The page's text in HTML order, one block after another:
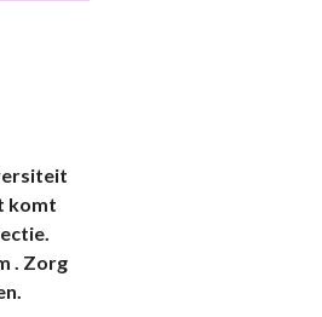
komt
. Zorg